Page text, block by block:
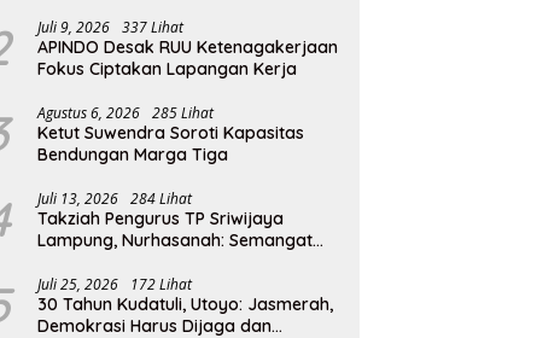
Juli 9, 2026 337 Lihat
APINDO Desak RUU Ketenagakerjaan
Fokus Ciptakan Lapangan Kerja
Agustus 6, 2026 285 Lihat
Ketut Suwendra Soroti Kapasitas
Bendungan Marga Tiga
Juli 13, 2026 284 Lihat
Takziah Pengurus TP Sriwijaya
Lampung, Nurhasanah: Semangat
Andhawati Harus Terus Diteruskan
Juli 25, 2026 172 Lihat
30 Tahun Kudatuli, Utoyo: Jasmerah,
Demokrasi Harus Dijaga dan